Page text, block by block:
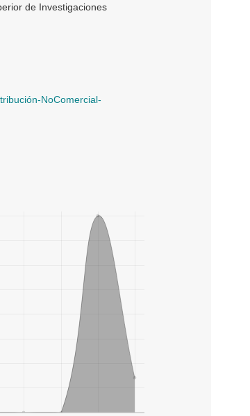
de Investigaciones
NoComercial-